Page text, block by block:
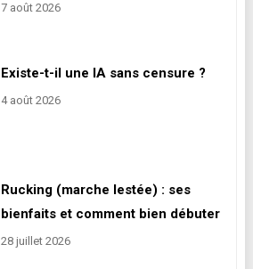
7 août 2026
Existe-t-il une IA sans censure ?
4 août 2026
Rucking (marche lestée) : ses
bienfaits et comment bien débuter
28 juillet 2026